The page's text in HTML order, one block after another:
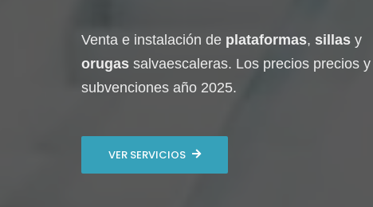
Venta e instalación de plataformas, sillas y
orugas salvaescaleras. Los precios precios y
subvenciones año 2025.
VER SERVICIOS